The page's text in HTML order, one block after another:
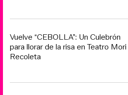
Vuelve “CEBOLLA”: Un Culebrón
para llorar de la risa en Teatro Mori
Recoleta